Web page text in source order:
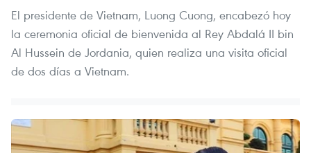
El presidente de Vietnam, Luong Cuong, encabezó hoy
la ceremonia oficial de bienvenida al Rey Abdalá II bin
Al Hussein de Jordania, quien realiza una visita oficial
de dos días a Vietnam.